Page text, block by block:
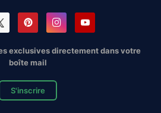
exclusives directement dans votre
boîte mail
S'inscrire